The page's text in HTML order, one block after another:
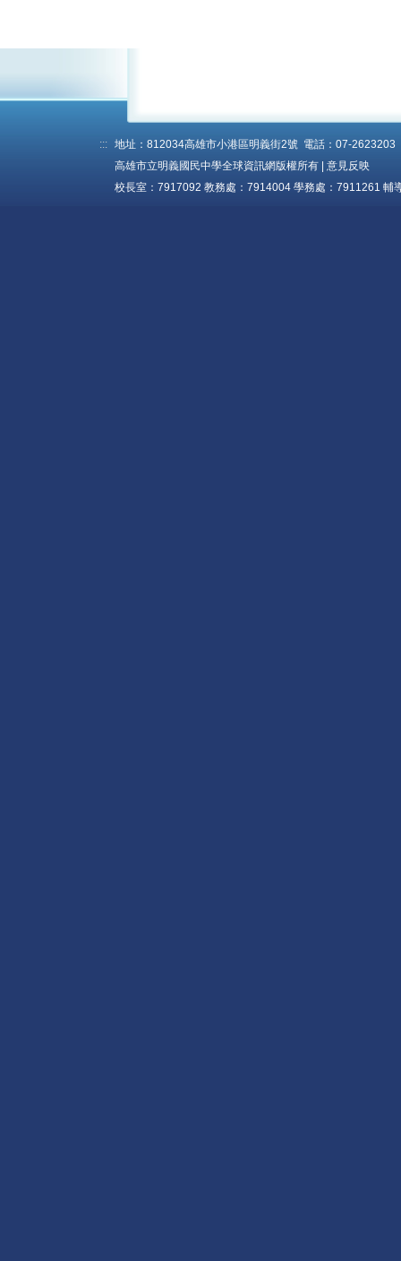
::: 地址：812034高雄市小港區明義街2號 電話：07-
高雄市立明義國民中學全球資訊網版權所有 | 意見反映
校長室：7917092 教務處：7914004 學務處：7911261 輔